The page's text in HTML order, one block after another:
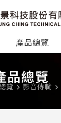
產品總覽
品總覽
覽 navigate_next 影音傳輸 navigate_next